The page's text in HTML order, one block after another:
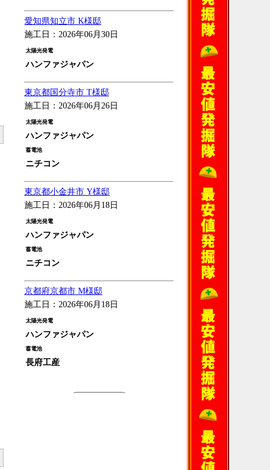
愛知県知立市 K様邸
施工日：2026年06月30日
太陽光発電
ハンファジャパン
東京都国分寺市 T様邸
施工日：2026年06月26日
太陽光発電
ハンファジャパン
蓄電池
ニチコン
東京都小金井市 Y様邸
施工日：2026年06月18日
太陽光発電
ハンファジャパン
蓄電池
ニチコン
京都府京都市 M様邸
施工日：2026年06月18日
太陽光発電
ハンファジャパン
蓄電池
長府工産